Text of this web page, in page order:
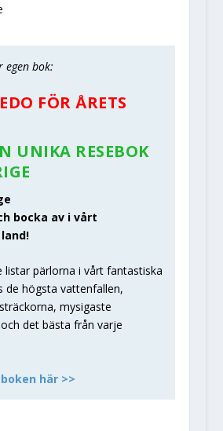
egen bok:
FÖR ÅRETS
UNIKA RESEBOK
bocka av i vårt
listar pärlorna i vårt fantastiska
de högsta vattenfallen,
mysigaste
det bästa från varje
här >>